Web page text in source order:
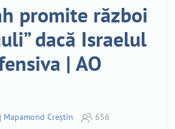
promite război
dacă Israelul
| AO
Mapamond Creștin 656